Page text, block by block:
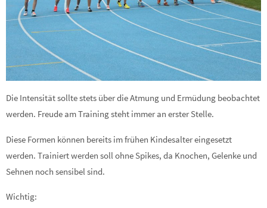
Die Intensität sollte stets über die Atmung und Ermüdung beobachtet
werden. Freude am Training steht immer an erster Stelle.
Diese Formen können bereits im frühen Kindesalter eingesetzt
werden. Trainiert werden soll ohne Spikes, da Knochen, Gelenke und
Sehnen noch sensibel sind.
Wichtig: